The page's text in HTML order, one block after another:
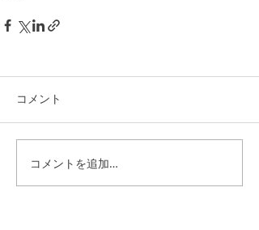
コメント
コメントを追加…